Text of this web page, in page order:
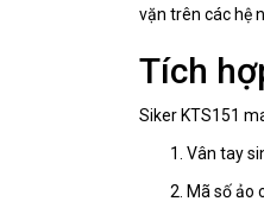
vặn trên các hệ
Tích
Siker KTS151
Vân tay
Mã số ảo